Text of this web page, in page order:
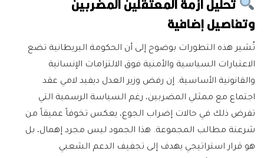
وتفاصيل إضافية
تُشير هذه التطورات بوضوح إلى أن الحكومة البريطانية تضع
الاعتبارات السياسية والأمنية فوق الالتزامات الإنسانية
والقانونية الأساسية. إن رفض وزير العدل ديفيد لامي عقد
اجتماع مع ممثلي المضربين، رغم السياسة الرسمية التي
تفرض ذلك في حالات إضراب الجوع، يعكس تخوفاً عميقاً من
شرعنة مطالب المجموعة. هذا الجمود ليس مجرد إهمال، بل
هو قرار استراتيجي يهدف إلى تجفيف الدعم الشعبي